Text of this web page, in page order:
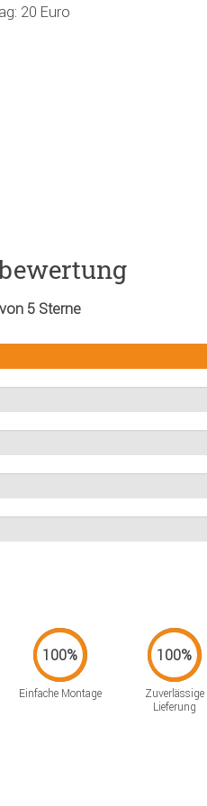
20 Euro
5 Sterne
Einfache Montage
Zuverlässige
Lieferung